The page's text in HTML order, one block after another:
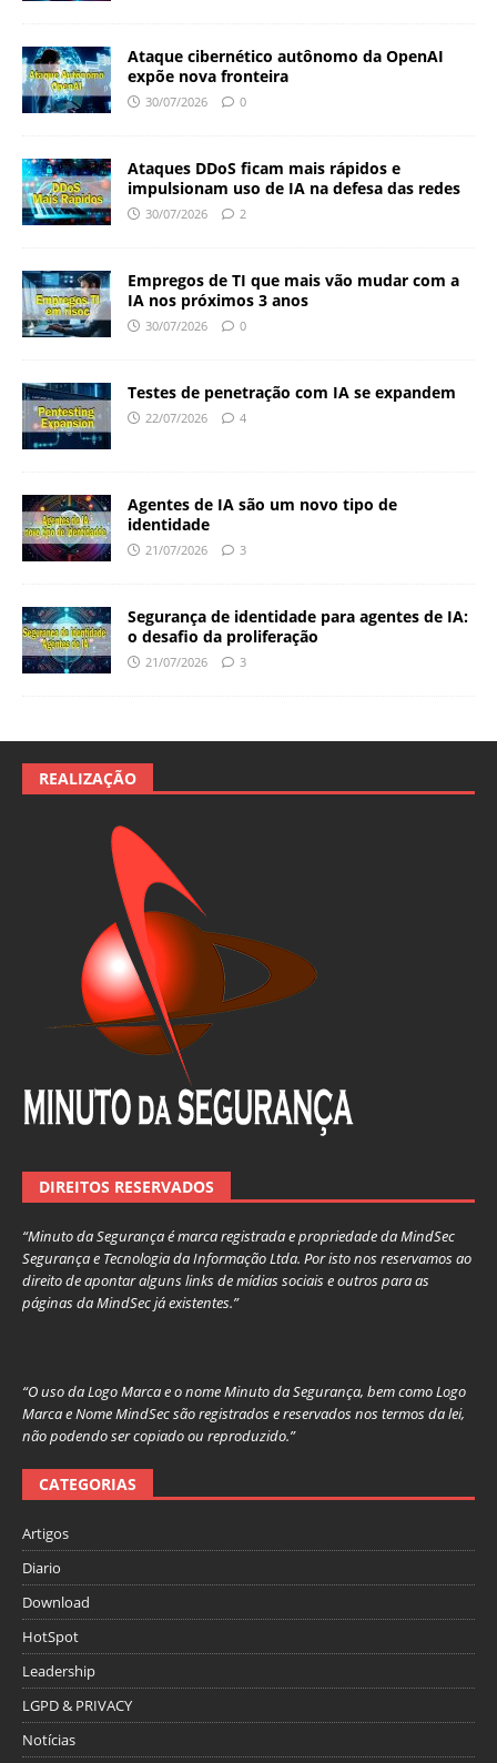
Ataque cibernético autônomo da OpenAI
expõe nova fronteira
30/07/2026 0
Ataques DDoS ficam mais rápidos e
impulsionam uso de IA na defesa das redes
30/07/2026 2
Empregos de TI que mais vão mudar com a
IA nos próximos 3 anos
30/07/2026 0
Testes de penetração com IA se expandem
22/07/2026 4
Agentes de IA são um novo tipo de
identidade
21/07/2026 3
Segurança de identidade para agentes de IA:
o desafio da proliferação
21/07/2026 3
REALIZAÇÃO
DIREITOS RESERVADOS
“Minuto da Segurança é marca registrada e propriedade da MindSec
Segurança e Tecnologia da Informação Ltda. Por isto nos reservamos ao
direito de apontar alguns links de mídias sociais e outros para as
páginas da MindSec já existentes.”
“O uso da Logo Marca e o nome Minuto da Segurança, bem como Logo
Marca e Nome MindSec são registrados e reservados nos termos da lei,
não podendo ser copiado ou reproduzido.”
CATEGORIAS
Artigos
Diario
Download
HotSpot
Leadership
LGPD & PRIVACY
Notícias